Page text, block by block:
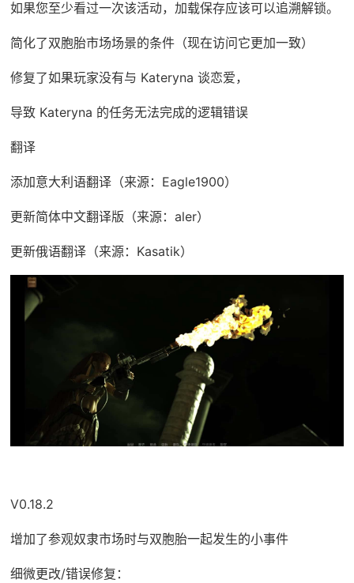
如果您至少看过一次该活动，加载保存应该可以追溯解锁。
简化了双胞胎市场场景的条件（现在访问它更加一致）
修复了如果玩家没有与 Kateryna 谈恋爱，
导致 Kateryna 的任务无法完成的逻辑错误
翻译
添加意大利语翻译（来源：Eagle1900）
更新简体中文翻译版（来源：aler）
更新俄语翻译（来源：Kasatik）
V0.18.2
增加了参观奴隶市场时与双胞胎一起发生的小事件
细微更改/错误修复：